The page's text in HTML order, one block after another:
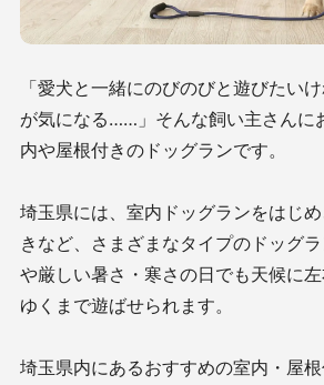
「愛犬と一緒にのびのびと遊びたい
が気になる……」そんな飼い主さんに
内や屋根付きのドッグランです。
埼玉県には、室内ドッグランをはじ
きなど、さまざまなタイプのドッグ
や厳しい暑さ・寒さの日でも天候に
ゆくまで遊ばせられます。
埼玉県内にあるおすすめの室内・屋